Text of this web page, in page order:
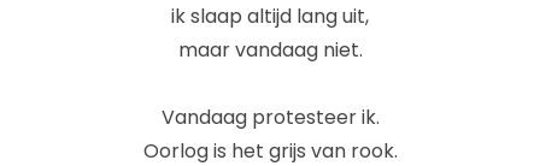
ik slaap altijd lang uit,
maar vandaag niet.
Vandaag protesteer ik.
Oorlog is het grijs van rook.